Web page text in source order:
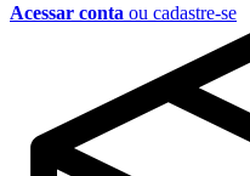
Acessar conta ou cadastre-se